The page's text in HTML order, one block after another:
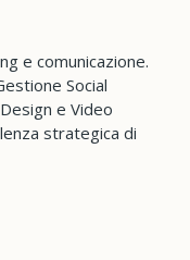
e comunicazione.
Social
e Video
strategica di